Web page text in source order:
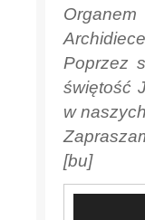
Poprzez
świętość
w
[bu]